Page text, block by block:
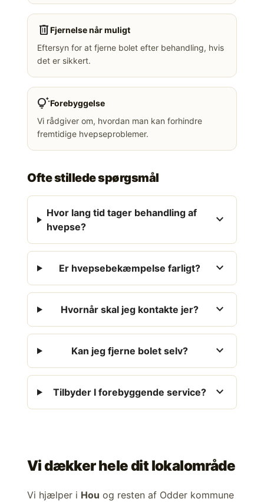
deleteFjernelse når muligt
Eftersyn for at fjerne bolet efter behandling, hvis
det er sikkert.
tips_and_updatesForebyggelse
Vi rådgiver om, hvordan man kan forhindre
fremtidige hvepseproblemer.
Ofte stillede spørgsmål
Hvor lang tid tager behandling af
hvepse?
expand_more
Er hvepsebekæmpelse farligt? expand_more
Hvornår skal jeg kontakte jer? expand_more
Kan jeg fjerne bolet selv? expand_more
Tilbyder I forebyggende service? expand_more
Vi dækker hele dit lokalområde
Vi hjælper i Hou og resten af Odder kommune